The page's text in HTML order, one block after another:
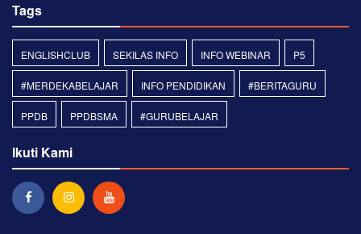
Tags
ENGLISHCLUB SEKILAS INFO INFO WEBINAR P5
#MERDEKABELAJAR INFO PENDIDIKAN #BERITAGURU
PPDB PPDBSMA #GURUBELAJAR
Ikuti Kami